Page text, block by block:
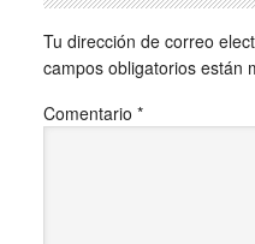
Tu dirección de correo
campos obligatorios están
Comentario *